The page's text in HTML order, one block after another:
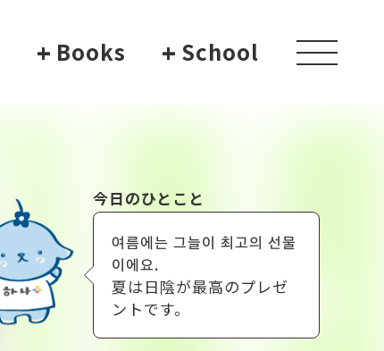
+ Books + School
toggle
今日のひとこと
여름에는 그늘이 최고의 선물
이에요.
夏は日陰が最高のプレゼ
ントです。